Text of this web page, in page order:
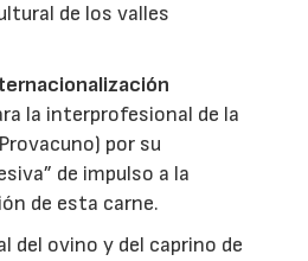
de los valles
la interprofesional de la
por su
de impulso a la
de esta carne.
del ovino y del caprino de